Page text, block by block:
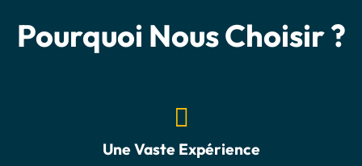
Pourquoi Nous Choisir ?
Une Vaste Expérience